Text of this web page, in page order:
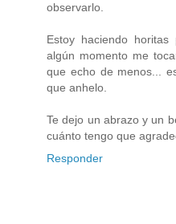
observarlo.
Estoy haciendo
algún momento me
que echo de menos...
que anhelo.
Te dejo un abrazo y un
cuánto tengo que
Responder